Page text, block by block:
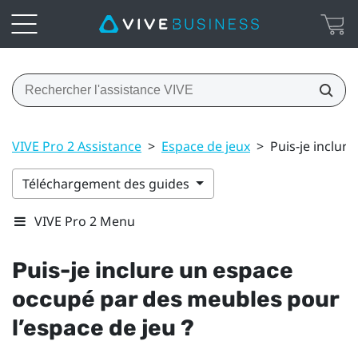
VIVE Pro 2 Assistance > Espace de jeux > Puis-je
Téléchargement des guides
VIVE Pro 2 Menu
Puis-je inclure un espace
occupé par des meubles pour
l’espace de jeu ?